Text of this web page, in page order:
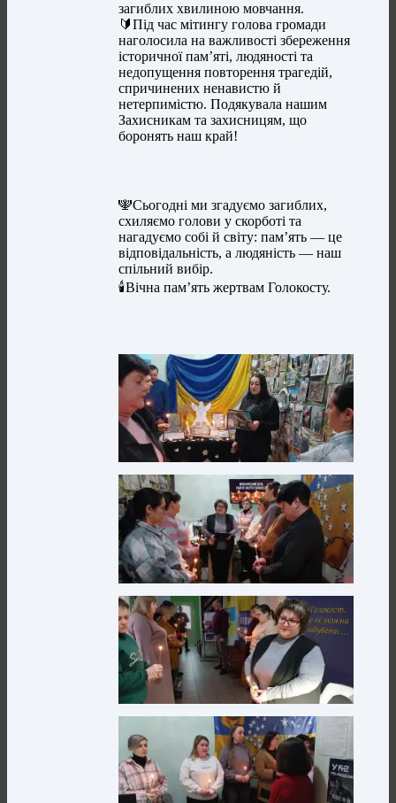
загиблих хвилиною мовчання.
🔰Під час мітингу голова громади
наголосила на важливості збереження
історичної пам’яті, людяності та
недопущення повторення трагедій,
спричинених ненавистю й
нетерпимістю. Подякувала нашим
Захисникам та захисницям, що
боронять наш край!
🕎Сьогодні ми згадуємо загиблих,
схиляємо голови у скорботі та
нагадуємо собі й світу: пам’ять — це
відповідальність, а людяність — наш
спільний вибір.
🕯️Вічна пам’ять жертвам Голокосту.